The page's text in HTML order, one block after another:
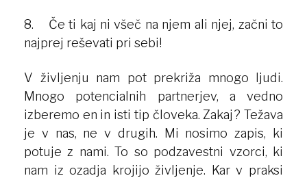
8. Če ti kaj ni všeč na njem ali njej, začni to
najprej reševati pri sebi!
V življenju nam pot prekriža mnogo ljudi.
Mnogo potencialnih partnerjev, a vedno
izberemo en in isti tip človeka. Zakaj? Težava
je v nas, ne v drugih. Mi nosimo zapis, ki
potuje z nami. To so podzavestni vzorci, ki
nam iz ozadja krojijo življenje. Kar v praksi